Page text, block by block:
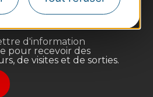
d'information
pour recevoir des
de visites et de sorties.